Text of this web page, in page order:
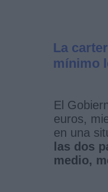
La
mínimo
El
euros,
en una
las dos
medio,